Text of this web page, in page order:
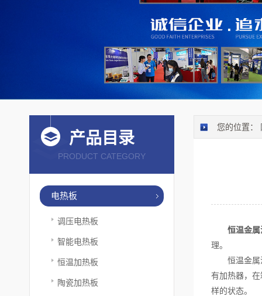
产品目录
PRODUCT CATEGORY
电热板
调压电热板
智能电热板
恒温加热板
陶瓷加热板
您的位置：
恒温金属
理。
恒温金属浴
有加热器，
样的状态。